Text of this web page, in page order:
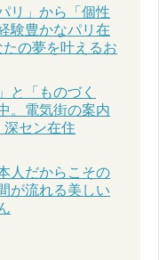
リ」から「個性
験豊かなパリ在
の夢を叶えるお
と「ものづく
。電気街の案内
セン在住
人だからこその
が流れる美しい